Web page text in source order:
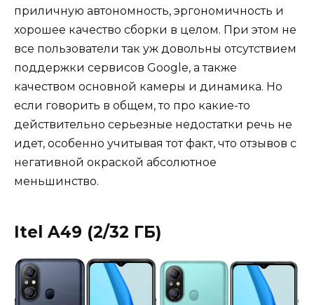
приличную автономность, эргономичность и
хорошее качество сборки в целом. При этом не
все пользователи так уж довольны отсутствием
поддержки сервисов Google, а также
качеством основной камеры и динамика. Но
если говорить в общем, то про какие-то
действительно серьезные недостатки речь не
идет, особенно учитывая тот факт, что отзывов с
негативной окраской абсолютное
меньшинство.
Itel A49 (2/32 ГБ)